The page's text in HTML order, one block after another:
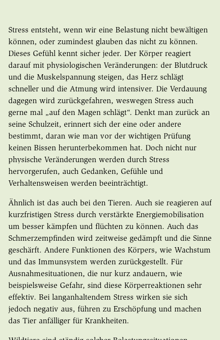
Stress entsteht, wenn wir eine Belastung nicht bewältigen
können, oder zumindest glauben das nicht zu können.
Dieses Gefühl kennt sicher jeder. Der Körper reagiert
darauf mit physiologischen Veränderungen: der Blutdruck
und die Muskelspannung steigen, das Herz schlägt
schneller und die Atmung wird intensiver. Die Verdauung
dagegen wird zurückgefahren, weswegen Stress auch
gerne mal „auf den Magen schlägt“. Denkt man zurück an
seine Schulzeit, erinnert sich der eine oder andere
bestimmt, daran wie man vor der wichtigen Prüfung
keinen Bissen herunterbekommen hat. Doch nicht nur
physische Veränderungen werden durch Stress
hervorgerufen, auch Gedanken, Gefühle und
Verhaltensweisen werden beeinträchtigt.
Ähnlich ist das auch bei den Tieren. Auch sie reagieren auf
kurzfristigen Stress durch verstärkte Energiemobilisation
um besser kämpfen und flüchten zu können. Auch das
Schmerzempfinden wird zeitweise gedämpft und die Sinne
geschärft. Andere Funktionen des Körpers, wie Wachstum
und das Immunsystem werden zurückgestellt. Für
Ausnahmesituationen, die nur kurz andauern, wie
beispielsweise Gefahr, sind diese Körperreaktionen sehr
effektiv. Bei langanhaltendem Stress wirken sie sich
jedoch negativ aus, führen zu Erschöpfung und machen
das Tier anfälliger für Krankheiten.